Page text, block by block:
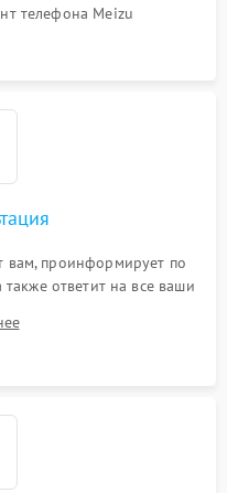
телефона Meizu
вам, проинформирует по
ответит на все ваши